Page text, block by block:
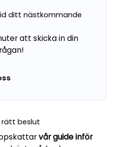
ditt nästkommande
att skicka in din
rätt beslut
vår guide inför